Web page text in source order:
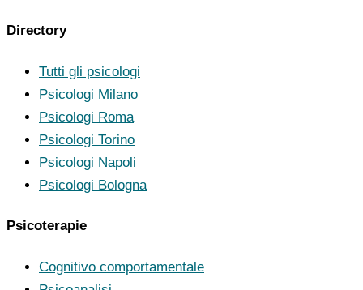
Directory
Tutti gli psicologi
Psicologi Milano
Psicologi Roma
Psicologi Torino
Psicologi Napoli
Psicologi Bologna
Psicoterapie
Cognitivo comportamentale